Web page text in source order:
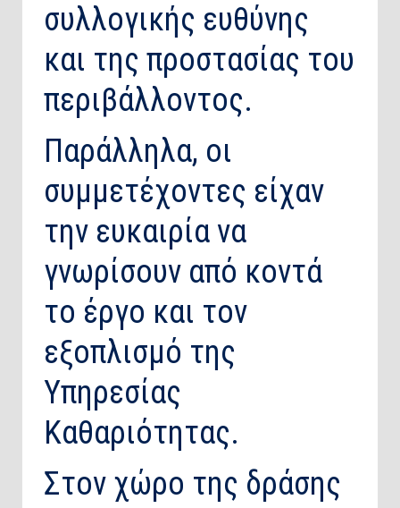
συλλογικής ευθύνης
και της προστασίας του
περιβάλλοντος.
Παράλληλα, οι
συμμετέχοντες είχαν
την ευκαιρία να
γνωρίσουν από κοντά
το έργο και τον
εξοπλισμό της
Υπηρεσίας
Καθαριότητας.
Στον χώρο της δράσης